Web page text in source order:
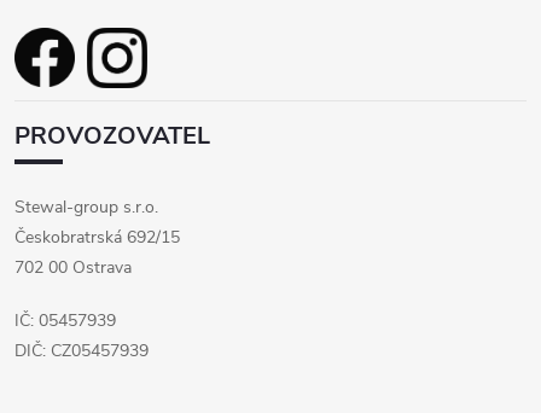
PROVOZOVATEL
Stewal-group s.r.o.
Českobratrská 692/15
702 00 Ostrava
IČ: 05457939
DIČ: CZ05457939